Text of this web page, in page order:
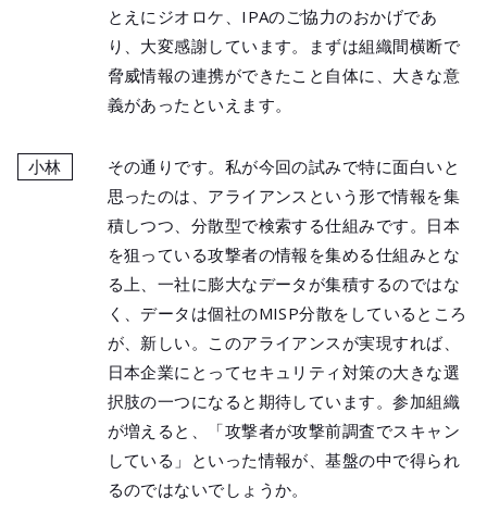
とえにジオロケ、IPAのご協力のおかげであ
り、大変感謝しています。まずは組織間横断で
脅威情報の連携ができたこと自体に、大きな意
義があったといえます。
小林
その通りです。私が今回の試みで特に面白いと
思ったのは、アライアンスという形で情報を集
積しつつ、分散型で検索する仕組みです。日本
を狙っている攻撃者の情報を集める仕組みとな
る上、一社に膨大なデータが集積するのではな
く、データは個社のMISP分散をしているところ
が、新しい。このアライアンスが実現すれば、
日本企業にとってセキュリティ対策の大きな選
択肢の一つになると期待しています。参加組織
が増えると、「攻撃者が攻撃前調査でスキャン
している」といった情報が、基盤の中で得られ
るのではないでしょうか。